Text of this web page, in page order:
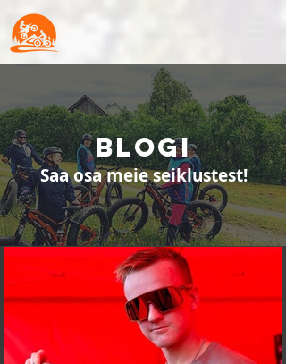
BLOGI
Saa osa meie seiklustest!